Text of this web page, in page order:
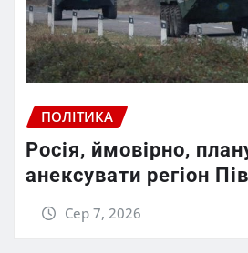
ПОЛІТИКА
Росія, ймовірно,
анексувати регіон
Сер 7, 2026